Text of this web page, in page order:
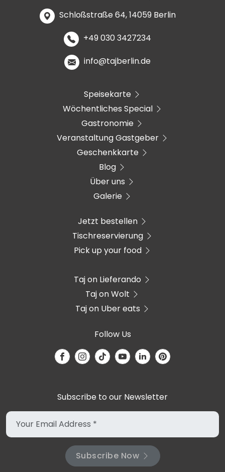
Schloßstraße 64, 14059 Berlin
+49 030 3427234
info@tajberlin.de
Speisekarte
Wöchentliches Special
Gastronomie
Veranstaltung Gastgeber
Geschenkkarte
Blog
Über uns
Galerie
Jetzt bestellen
Tischreservierung
Pick up your food
Taj on Lieferando
Taj on Wolt
Taj on Uber eats
Follow Us
Subscribe to our Newsletter
Subscribe Now